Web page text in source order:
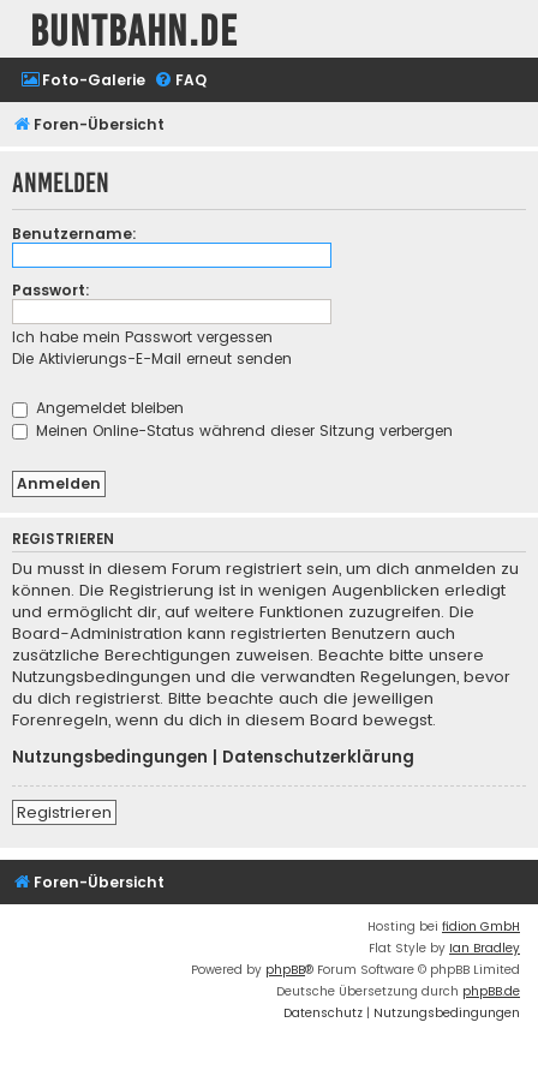
buntbahn.de
Foto-Galerie FAQ
Foren-Übersicht
Anmelden
Benutzername:
Passwort:
Ich habe mein Passwort vergessen
Die Aktivierungs-E-Mail erneut senden
Angemeldet bleiben
Meinen Online-Status während dieser Sitzung verbergen
REGISTRIEREN
Du musst in diesem Forum registriert sein, um dich anmelden zu
können. Die Registrierung ist in wenigen Augenblicken erledigt
und ermöglicht dir, auf weitere Funktionen zuzugreifen. Die
Board-Administration kann registrierten Benutzern auch
zusätzliche Berechtigungen zuweisen. Beachte bitte unsere
Nutzungsbedingungen und die verwandten Regelungen, bevor
du dich registrierst. Bitte beachte auch die jeweiligen
Forenregeln, wenn du dich in diesem Board bewegst.
Nutzungsbedingungen
Datenschutzerklärung
Registrieren
Foren-Übersicht
Hosting bei fidion GmbH
Flat Style by Ian Bradley
Powered by phpBB® Forum Software © phpBB Limited
Deutsche Übersetzung durch phpBB.de
Datenschutz | Nutzungsbedingungen